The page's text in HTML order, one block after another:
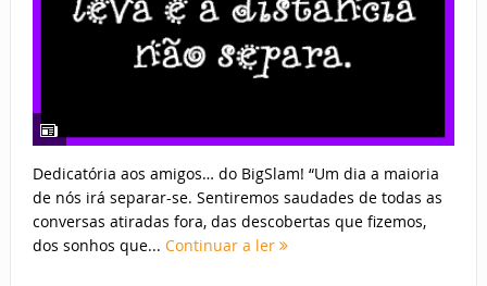
Dedicatória aos amigos… do BigSlam! “Um dia a maioria
de nós irá separar-se. Sentiremos saudades de todas as
conversas atiradas fora, das descobertas que fizemos,
dos sonhos que... Continuar a ler